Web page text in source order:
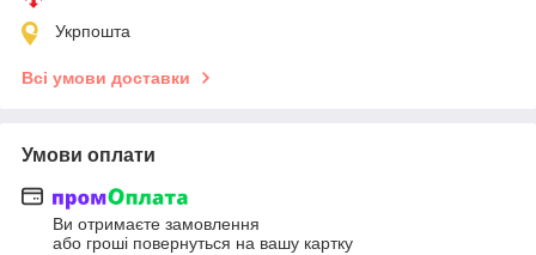
Укрпошта
Всі умови доставки
Умови оплати
Ви отримаєте замовлення
або гроші повернуться на вашу картку